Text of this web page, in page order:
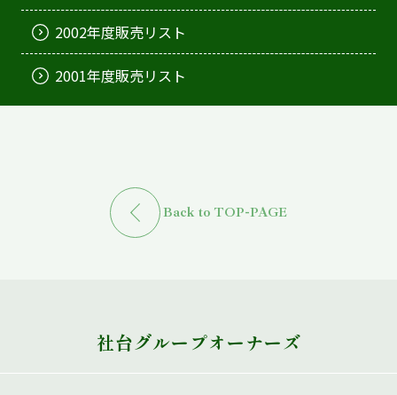
2002年度販売リスト
2001年度販売リスト
Back to TOP-PAGE
社台グループオーナーズ